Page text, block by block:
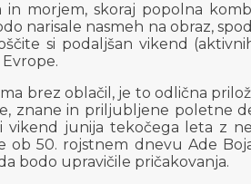
morjem, skoraj popolna
narisale nasmeh na obraz,
si podaljšan vikend
brez oblačil, je to odlična
znane in priljubljene poletne
vikend junija tekočega leta z
ob 50. rojstnem dnevu Ade
bodo upravičile pričakovanja.